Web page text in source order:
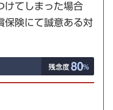
けてしまった場合
保険にて誠意ある対